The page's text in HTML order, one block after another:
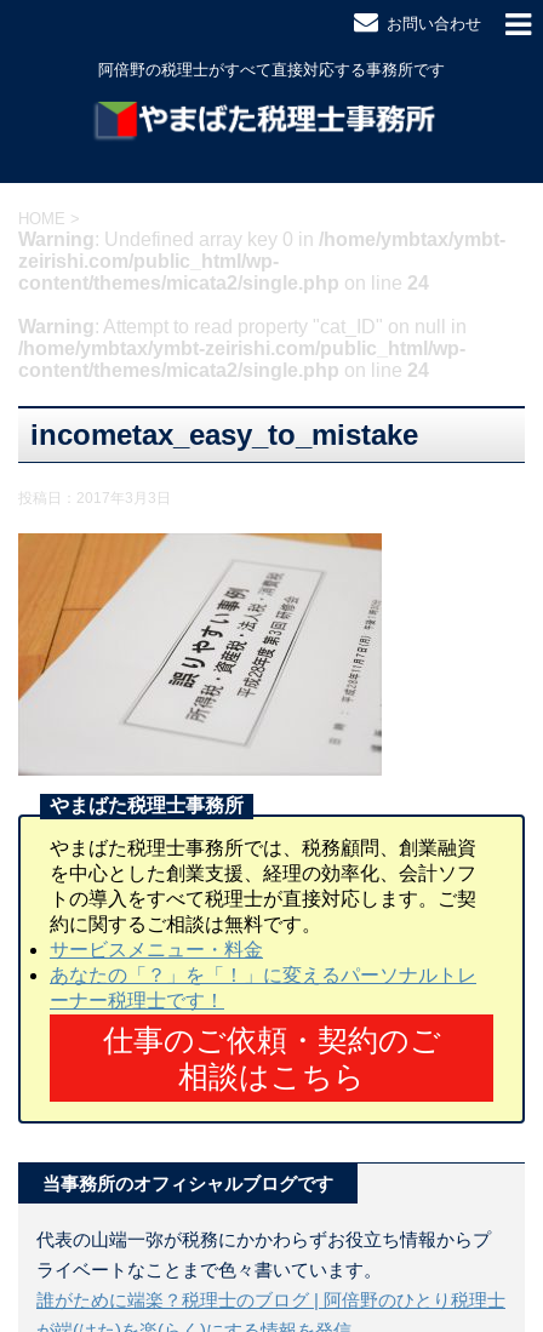
お問い合わせ
阿倍野の税理士がすべて直接対応する事務所です
HOME >
Warning: Undefined array key 0 in /home/ymbtax/ymbt-
zeirishi.com/public_html/wp-
content/themes/micata2/single.php on line 24
Warning: Attempt to read property "cat_ID" on null in
/home/ymbtax/ymbt-zeirishi.com/public_html/wp-
content/themes/micata2/single.php on line 24
incometax_easy_to_mistake
投稿日： 2017年3月3日
やまばた税理士事務所では、税務顧問、創業融資
を中心とした創業支援、経理の効率化、会計ソフ
トの導入をすべて税理士が直接対応します。ご契
約に関するご相談は無料です。
サービスメニュー・料金
あなたの「？」を「！」に変えるパーソナルトレ
ーナー税理士です！
仕事のご依頼・契約のご
相談はこちら
当事務所のオフィシャルブログです
代表の山端一弥が税務にかかわらずお役立ち情報からプ
ライベートなことまで色々書いています。
誰がために端楽？税理士のブログ | 阿倍野のひとり税理士